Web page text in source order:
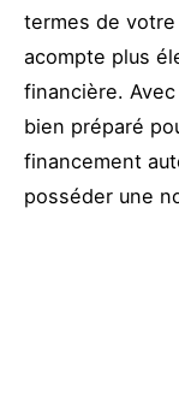
termes de
acompte plus
financière.
bien préparé
financement
posséder une